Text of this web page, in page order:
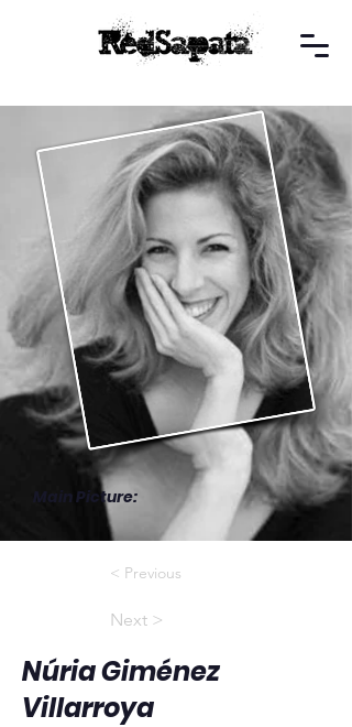
Main Picture:
< Previous
Next >
Núria Giménez
Villarroya